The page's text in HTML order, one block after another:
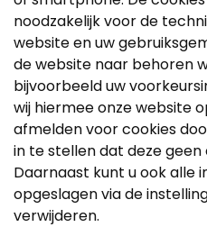
noodzakelijk voor de
website en uw
de website naar behoren
bijvoorbeeld uw
wij hiermee onze website
afmelden voor cookies
in te stellen dat deze
Daarnaast kunt u ook alle
opgeslagen via de
verwijderen.